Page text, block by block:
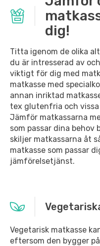
dig!
Titta igenom de olika
du är intresserad av
viktigt för dig med
matkasse med
annan inriktad
tex glutenfria och vissa
Jämför matkassarna
som passar dina behov
skiljer matkassarna åt
matkasse som passar
jämförelsetjänst.
Vegetarisk matkasse
eftersom den bygger